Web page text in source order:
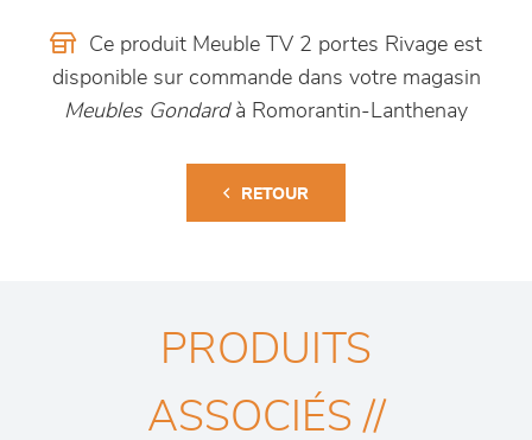
Ce produit Meuble TV 2 portes Rivage est
disponible sur commande dans votre magasin
Meubles Gondardà Romorantin-Lanthenay
RETOUR
PRODUITS
ASSOCIÉS //